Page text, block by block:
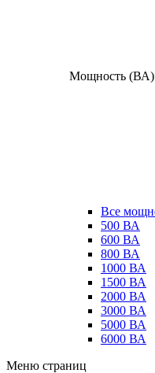
Мощность (ВА)
Все
500 ВА
600 ВА
800 ВА
1000 ВА
1500 ВА
2000 ВА
3000 ВА
5000 ВА
6000 ВА
Меню страниц